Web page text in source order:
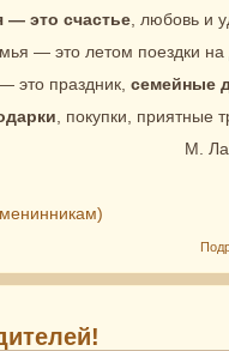
— это счастье , любовь и
— это летом поездки на
это праздник, семейные
, покупки, приятные
М.